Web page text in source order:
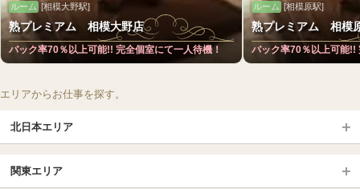
ルーム [相模大野駅]
熟プレミアム 相模大野店
バック率70％以上可能!! 完全個室にて一人待機！
ルーム [相模原駅]
熟プレミアム 相模
バック率70％以上可能!!
エリアからお仕事を探す。
北日本エリア
北海道（札幌・旭川・函館） 青森
関東エリア